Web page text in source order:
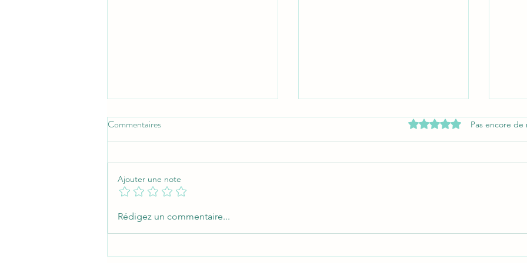
Comprendre les rôles d'une
entreprise multiservice : un guide
dispositifs aussi pratiques
guide
Commentaires Noté 0 étoile sur 5.Pas encore de
Ajouter une note
Rédigez un commentaire...